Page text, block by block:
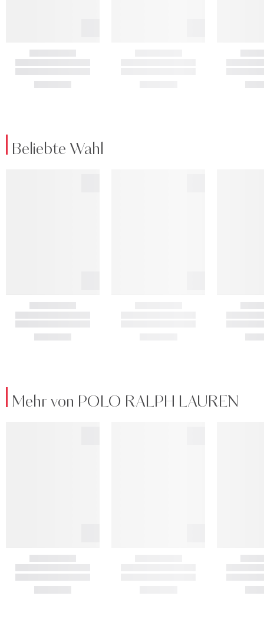
Beliebte Wahl
Mehr von POLO RALPH LAUREN